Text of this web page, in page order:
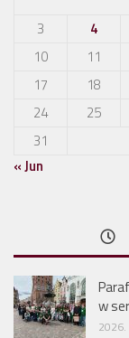
3
4
10
11
17
18
24
25
31
« Jun
w
2026.